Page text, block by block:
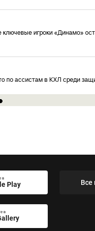
игроки «Динамо»
по ассистам в КХЛ среди
в
Play
в
Все